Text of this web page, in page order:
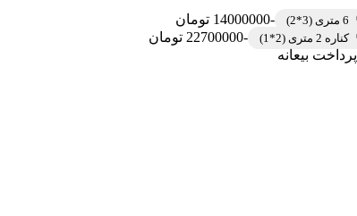
6 متری (3*2) -14000000 تومان
کناره 2 متری (2*1) -22700000 تومان
پرداخت بیعانه